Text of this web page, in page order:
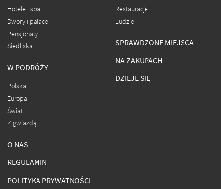
Hotele i spa
Dwory i pałace
Pensjonaty
Siedliska
W PODRÓŻY
Polska
Europa
Świat
Z gwiazdą
Restauracje
Ludzie
SPRAWDZONE MIEJSCA
NA ZAKUPACH
DZIEJE SIĘ
O NAS
REGULAMIN
POLITYKA PRYWATNOŚCI